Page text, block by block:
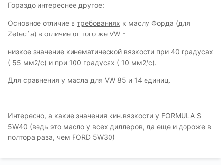
Гораздо интереснее другое:
Основное отличие в требованиях к маслу Форда (для
Zetec`a) в отличие от того же VW -
низкое значение кинематической вязкости при 40 градусах
( 55 мм2/с) и при 100 градусах ( 10 мм2/с).
Для сравнения у масла для VW 85 и 14 единиц.
Интересно, а какие значения кин.вязкости у FORMULA S
5W40 (ведь это масло у всех диллеров, да еще и дороже в
полтора раза, чем FORD 5W30)